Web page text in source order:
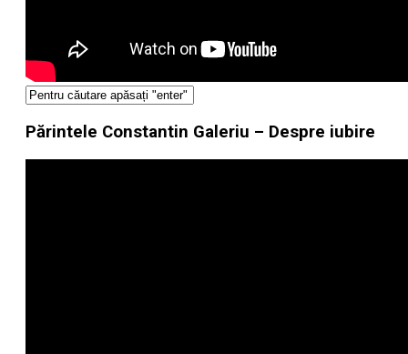
Părintele Constantin Galeriu – Despre iubire